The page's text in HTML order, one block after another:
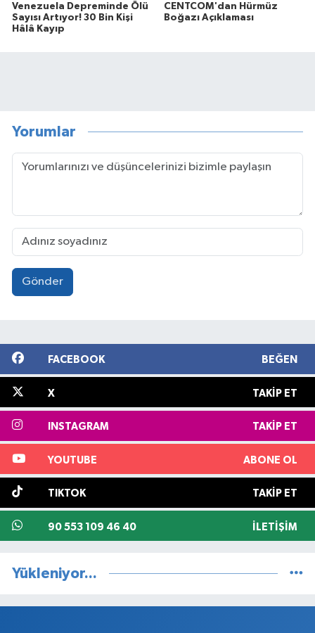
Venezuela Depreminde Ölü
Sayısı Artıyor! 30 Bin Kişi
Hâlâ Kayıp
CENTCOM'dan Hürmüz
Boğazı Açıklaması
Yorumlar
Gönder
FACEBOOK BEĞEN
X TAKIP ET
INSTAGRAM TAKIP ET
YOUTUBE ABONE OL
TIKTOK TAKIP ET
90 553 109 46 40 İLETIŞIM
Yükleniyor...